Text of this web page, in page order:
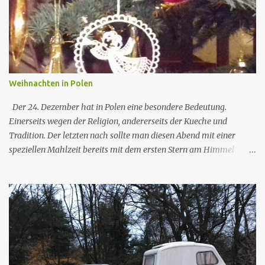
z
e
Weihnachten in Polen
Der 24. Dezember hat in Polen eine besondere Bedeutung.
Einerseits wegen der Religion, andererseits der Kueche und
Tradition. Der letzten nach sollte man diesen Abend mit einer
speziellen Mahlzeit bereits mit dem ersten Stern am Himmel
reserviert sind. In den katholischen Familien wird der Heilige
Abend meistens mit einem entsprechenden Fragment des
Evangeliums begonnen. Danach folgt die Oblate, ein
Gebaeckstueck aehnlich wie bei der Kommunion. Dieses duenne
Gebaeck aus ungesaeurtem Teig wird unter den Anwesenden